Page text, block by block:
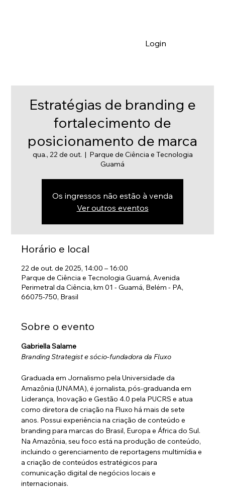
Login
Estratégias de branding e
fortalecimento de
posicionamento de marca
qua., 22 de out.
  |
Parque de Ciência e Tecnologia
Guamá
Os ingressos não estão à venda
Ver outros eventos
Horário e local
22 de out. de 2025, 14:00 – 16:00
Parque de Ciência e Tecnologia Guamá, Avenida
Perimetral da Ciência, km 01 - Guamá, Belém - PA,
66075-750, Brasil
Sobre o evento
Gabriella Salame
Branding Strategist e sócio-fundadora da Fluxo
Graduada em Jornalismo pela Universidade da
Amazônia (UNAMA), é jornalista, pós-graduanda em
Liderança, Inovação e Gestão 4.0 pela PUCRS e atua
como diretora de criação na Fluxo há mais de sete
anos. Possui experiência na criação de conteúdo e
branding para marcas do Brasil, Europa e África do Sul.
Na Amazônia, seu foco está na produção de conteúdo,
incluindo o gerenciamento de reportagens multimídia e
a criação de conteúdos estratégicos para
comunicação digital de negócios locais e
internacionais.